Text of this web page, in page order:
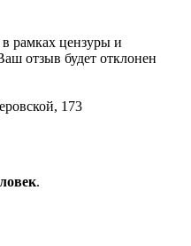
рамках цензуры и
отзыв будет отклонен
173
.